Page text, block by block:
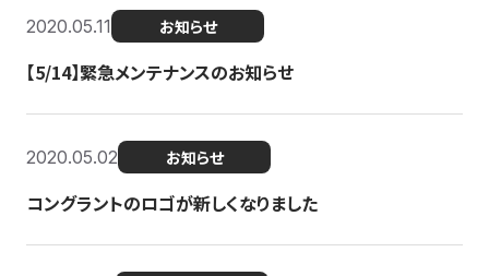
2020.05.11 お知らせ
【5/14】緊急メンテナンスのお知らせ
2020.05.02 お知らせ
コングラントのロゴが新しくなりました